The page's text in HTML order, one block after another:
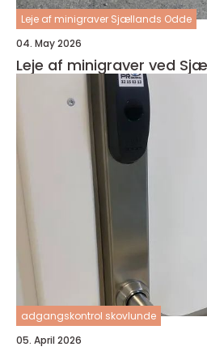
Leje af minigraver Sjællands Odde
04. May 2026
Leje af minigraver ved
adgangskontrol skovlunde
05. April 2026